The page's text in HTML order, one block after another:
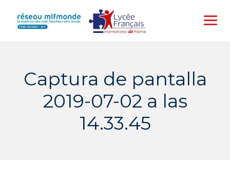
content
Captura de pantalla
2019-07-02 a las
14.33.45